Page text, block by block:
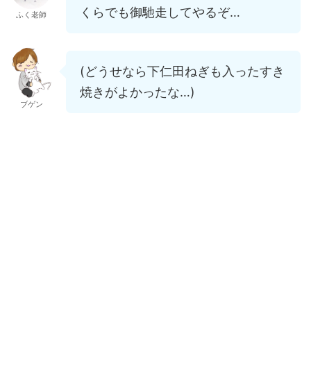
ふく老師
くらでも御馳走してやるぞ…
ブゲン
(どうせなら下仁田ねぎも入ったすき
焼きがよかったな…)